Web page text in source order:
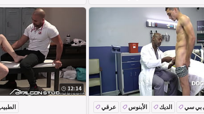
12:14
عرقي الأبنوس الديك بي سي